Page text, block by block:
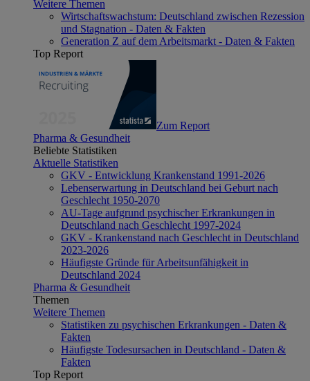
Weitere Themen
Wirtschaftswachstum: Deutschland zwischen Rezession
und Stagnation - Daten & Fakten
Generation Z auf dem Arbeitsmarkt - Daten & Fakten
Top Report
Zum Report
Pharma & Gesundheit
Beliebte Statistiken
Aktuelle Statistiken
GKV - Entwicklung Krankenstand 1991-2026
Lebenserwartung in Deutschland bei Geburt nach
Geschlecht 1950-2070
AU-Tage aufgrund psychischer Erkrankungen in
Deutschland nach Geschlecht 1997-2024
GKV - Krankenstand nach Geschlecht in Deutschland
2023-2026
Häufigste Gründe für Arbeitsunfähigkeit in
Deutschland 2024
Pharma & Gesundheit
Themen
Weitere Themen
Statistiken zu psychischen Erkrankungen - Daten &
Fakten
Häufigste Todesursachen in Deutschland - Daten &
Fakten
Top Report